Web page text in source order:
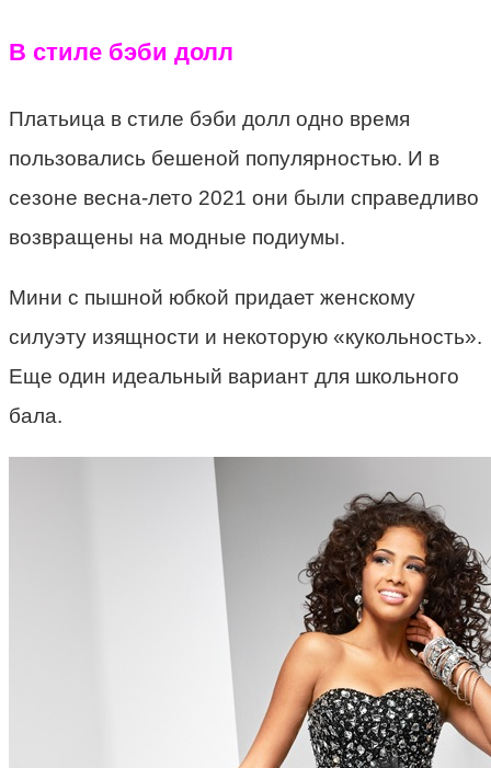
В стиле бэби долл
Платьица в стиле бэби долл одно время
пользовались бешеной популярностью. И в
сезоне весна-лето 2021 они были справедливо
возвращены на модные подиумы.
Мини с пышной юбкой придает женскому
силуэту изящности и некоторую «кукольность».
Еще один идеальный вариант для школьного
бала.